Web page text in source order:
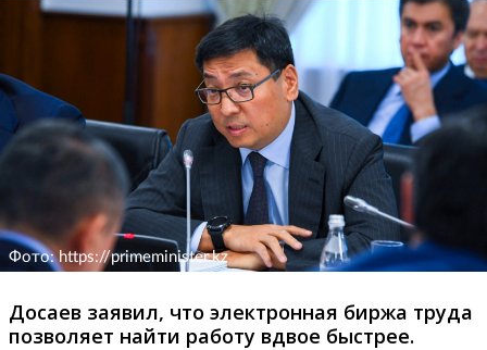
Фото: https://primeminister.kz
Досаев заявил, что электронная биржа труда
позволяет найти работу вдвое быстрее.